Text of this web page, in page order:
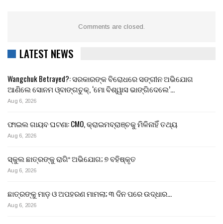
Comments are closed.
LATEST NEWS
Wangchuk Betrayed?: ସରକାରଙ୍କ ବିରୋଧରେ ସଙ୍ଗୀନ ଅଭିଯୋଗ
ଆଣିଲେ ସୋନମ ଓ୍ବାଙ୍ଗଚୁକ୍, ‘ମୋ ବିଶ୍ୱାସ ଭାଙ୍ଗିଦେଲେ’…
Aug 6, 2026
ଫାଇଲ ଗାୟବ ଘଟଣା: CMO, କ୍ରାଇମବ୍ରାଞ୍ଚକୁ ମିଳିନାହିଁ ତଥ୍ୟ
Aug 6, 2026
ସ୍କୁଲ ଛାତ୍ରଙ୍କୁ ରାଗିଂ ଅଭିଯୋଗ; ୭ ବହିଷ୍କୃତ
Aug 6, 2026
ଛାତ୍ରଙ୍କୁ ମାଡ଼ ଓ ଅପହରଣ ମାମଲା; ୩ ଦିନ ପରେ ଉଦ୍ଧାର…
Aug 6, 2026